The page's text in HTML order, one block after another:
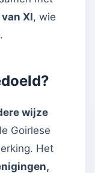
XI, wie
wijze
Goirlese
Het